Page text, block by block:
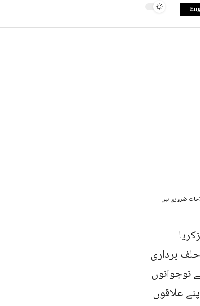
ضروری ہیں
برداری
نوجوانوں
علاقوں